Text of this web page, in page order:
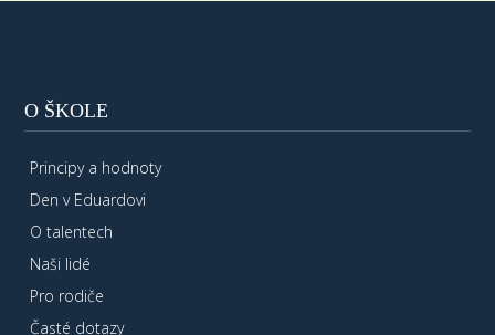
O ŠKOLE
Principy a hodnoty
Den v Eduardovi
O talentech
Naši lidé
Pro rodiče
Časté dotazy